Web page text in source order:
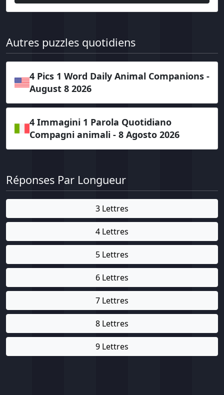
Autres puzzles quotidiens
4 Pics 1 Word Daily Animal Companions -
August 8 2026
4 Immagini 1 Parola Quotidiano
Compagni animali - 8 Agosto 2026
Réponses Par Longueur
3 Lettres
4 Lettres
5 Lettres
6 Lettres
7 Lettres
8 Lettres
9 Lettres